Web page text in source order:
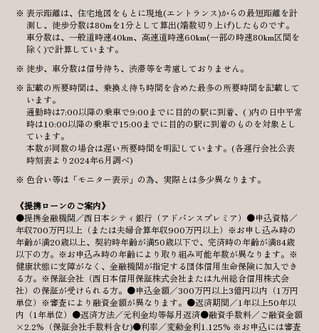
表示距離は、住宅地図をもとに現地(エントランス)からの最短距離を計
測し、徒歩分数は80mを1分として算出(端数切り上げ)したものです。
車分数は、一般道時速40km、高速道時速60km(一部の時速80km区間を
除く)で計算しています。
徒歩、車分数は信号待ち、渋滞等を考慮しておりません。
記載の所要時間は、乗換え待ち時間を含めた最多の所要時間を記載して
います。
通勤時は7:00以降の乗車で9:00までに目的の駅に到着、( )内の日中平常
時は10:00以降の乗車で15:00までに目的の駅に到着のものを対象とし
ています。
本数が同数の場合は遅い所要時間を明記しています。(各運行会社公表
時刻表より2024年6月調べ)
色合い等は「モニター表示」の為、実際とは多少異なります。
《提携ローンのご案内》
●提携金融機関／西日本シティ銀行（アドバンスプレミア）●申込資格／
年収700万円以上（または夫婦合算年収900万円以上）※お申し込み時の
年齢が満20歳以上、契約時年齢が満50歳以下で、完済時の年齢が満84歳
以下の方。※お申込み時の年齢により取り組み可能年数が異なります。※
健康状態に支障がなく、金融機関が指定する団体信用生命保険に加入でき
る方。※保証会社（西日本信用保証株式会社または九州総合信用株式会
社）の保証が受けられる方。●申込金額／300万円以上3億円以内（1万円
単位）※審査により融資金額が異なります。●返済期間／1年以上50年以
内（1年単位）●返済方法／元利金均等毎月返済●融資手数料／ご融資金額
×2.2%（保証会社手数料含む)●利率／変動金利1.125% ※お申込には審査